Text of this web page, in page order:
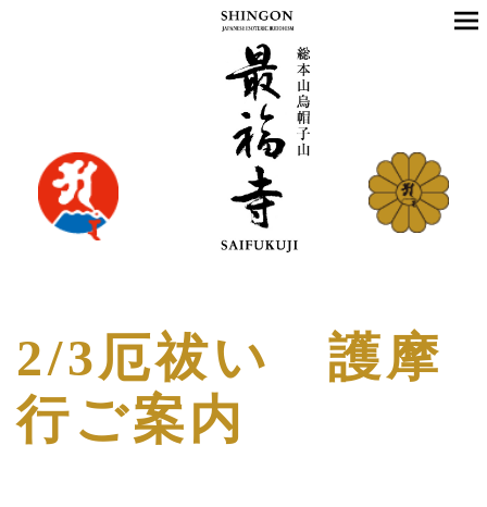
2/3厄祓い 護摩
行ご案内